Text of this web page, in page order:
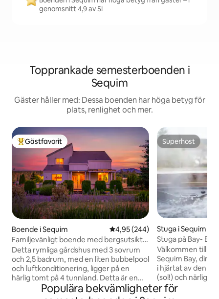
genomsnitt 4,9 av 5!
Topprankade semesterboenden i
Sequim
Gäster håller med: Dessa boenden har höga betyg för
plats, renlighet och mer.
Populär gästfavorit
Gästfavorit
Boende i Sequim 4,95 av 5 i genomsnittligt
4,95 (244)
Familjevänligt boende med bergsutsikt
och bubbelpool
Detta rymliga gårdshus med 3 sovrum
och 2,5 badrum, med en liten bubbelpool
och luftkonditionering, ligger på en
härlig tomt på 4 tunnland. Detta är en
bra tillflyktsort för familjer med barn.
Skrivbord i varje sovrum och
Superhost
Superhost
Stuga i Sequim
Stuga på Bay-
Välkommen till
Sequim Bay, din
i hjärtat av den
(sol!) och
Park. Din stuga
Sequim Bay,
Populära bekvämligheter för